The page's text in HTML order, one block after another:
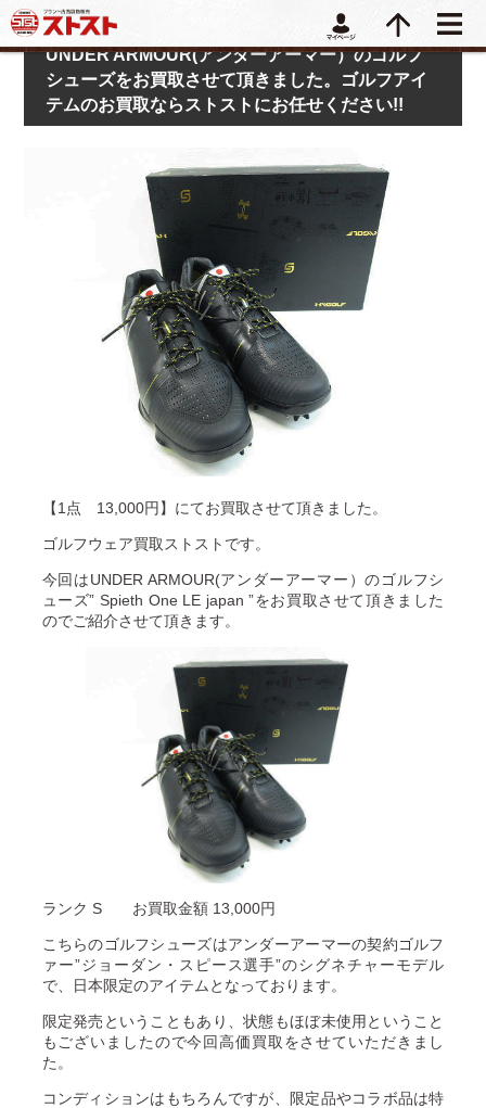
UNDER ARMOUR(アンダーアーマー）のゴルフ
シューズをお買取させて頂きました。ゴルフアイ
テムのお買取ならストストにお任せください!!
【1点 13,000円】にてお買取させて頂きました。
ゴルフウェア買取ストストです。
今回はUNDER ARMOUR(アンダーアーマー）のゴルフシ
ューズ” Spieth One LE japan ”をお買取させて頂きました
のでご紹介させて頂きます。
ランク S お買取金額 13,000円
こちらのゴルフシューズはアンダーアーマーの契約ゴルフ
ァー”ジョーダン・スピース選手”のシグネチャーモデル
で、日本限定のアイテムとなっております。
限定発売ということもあり、状態もほぼ未使用ということ
もございましたので今回高価買取をさせていただきまし
た。
コンディションはもちろんですが、限定品やコラボ品は特